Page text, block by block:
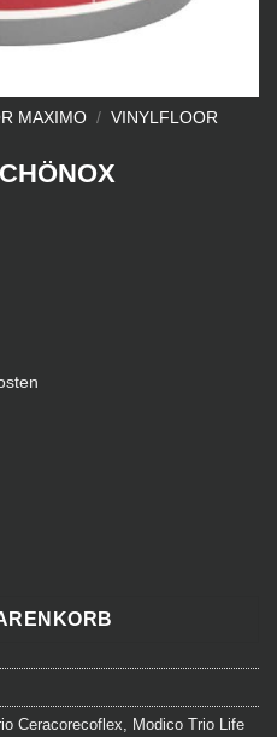
MAXIMO / VINYLFLOOR
14 kg Menge
Ceracorecoflex
Modico Trio Life